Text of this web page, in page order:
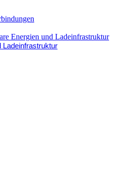
Ladeinfrastruktur